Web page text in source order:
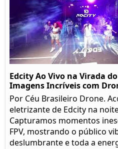
Edcity Ao Vivo na Virada
Imagens Incríveis com
Por Céu Brasileiro Drone.
eletrizante de Edcity na
Capturamos momentos
FPV, mostrando o público
deslumbrante e toda a